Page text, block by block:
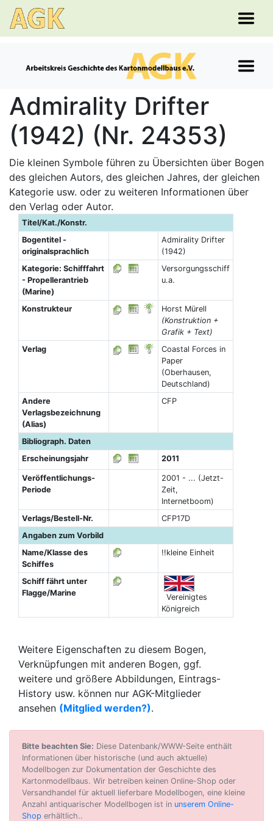
Admirality Drifter
(1942) (Nr. 24353)
Die kleinen Symbole führen zu Übersichten über Bogen
des gleichen Autors, des gleichen Jahres, der gleichen
Kategorie usw. oder zu weiteren Informationen über
den Verlag oder Autor.
Titel/Kat./Konstr.
Bogentitel -
originalsprachlich
Admirality Drifter
(1942)
Kategorie: Schifffahrt
- Propellerantrieb
(Marine)
Versorgungsschiff
u.a.
Konstrukteur
Horst Mürell
(Konstruktion +
Grafik + Text)
Verlag
Coastal Forces in
Paper
(Oberhausen,
Deutschland)
Andere
Verlagsbezeichnung
(Alias)
CFP
Bibliograph. Daten
Erscheinungsjahr
2011
Veröffentlichungs-
Periode
2001 - ... (Jetzt-
Zeit,
Internetboom)
Verlags/Bestell-Nr.
CFP17D
Angaben zum Vorbild
Name/Klasse des
Schiffes
!!kleine Einheit
Schiff fährt unter
Flagge/Marine
Vereinigtes
Königreich
Weitere Eigenschaften zu diesem Bogen,
Verknüpfungen mit anderen Bogen, ggf.
weitere und größere Abbildungen, Eintrags-
History usw. können nur AGK-Mitglieder
ansehen (Mitglied werden?).
Bitte beachten Sie: Diese Datenbank/WWW-Seite enthält
Informationen über historische (und auch aktuelle)
Modellbogen zur Dokumentation der Geschichte des
Kartonmodellbaus. Wir betreiben keinen Online-Shop oder
Versandhandel für aktuell lieferbare Modellbogen, eine kleine
Anzahl antiquarischer Modellbogen ist in unserem Online-
Shop erhältlich..